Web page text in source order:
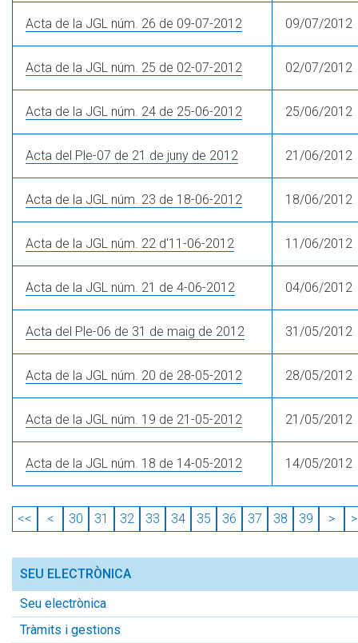
Acta de la JGL núm. 26 de 09-07-2012 09/07/2012
Acta de la JGL núm. 25 de 02-07-2012 02/07/2012
Acta de la JGL núm. 24 de 25-06-2012 25/06/2012
Acta del Ple-07 de 21 de juny de 2012 21/06/2012
Acta de la JGL núm. 23 de 18-06-2012 18/06/2012
Acta de la JGL núm. 22 d'11-06-2012 11/06/2012
Acta de la JGL núm. 21 de 4-06-2012 04/06/2012
Acta del Ple-06 de 31 de maig de 2012 31/05/2012
Acta de la JGL núm. 20 de 28-05-2012 28/05/2012
Acta de la JGL núm. 19 de 21-05-2012 21/05/2012
Acta de la JGL núm. 18 de 14-05-2012 14/05/2012
<< < 30 31 32 33 34 35 36 37 38 39 >
SEU ELECTRÒNICA
Seu electrònica
Tràmits i gestions